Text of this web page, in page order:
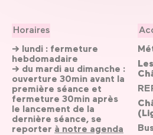
Horaires
→ lundi : fermeture
hebdomadaire
→ du mardi au dimanche :
ouverture 30min avant la
première séance et
fermeture 30min après
le lancement de la
dernière séance, se
reporter à notre agenda